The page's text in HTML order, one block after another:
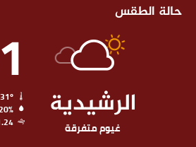
حالة الطقس
الرشيدية
غيوم متفرقة
1.24